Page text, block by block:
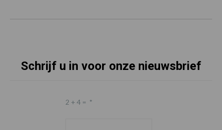
Schrijf u in voor onze nieuwsbrief
2 + 4 = *